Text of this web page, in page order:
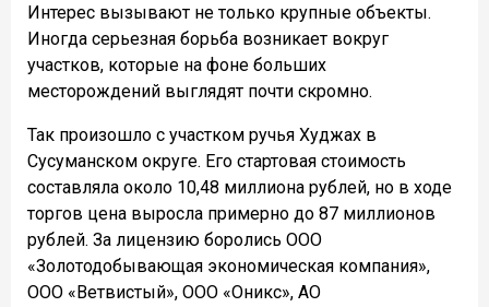
Интерес вызывают не только крупные объекты.
Иногда серьезная борьба возникает вокруг
участков, которые на фоне больших
месторождений выглядят почти скромно.
Так произошло с участком ручья Худжах в
Сусуманском округе. Его стартовая стоимость
составляла около 10,48 миллиона рублей, но в ходе
торгов цена выросла примерно до 87 миллионов
рублей. За лицензию боролись ООО
«Золотодобывающая экономическая компания»,
ООО «Ветвистый», ООО «Оникс», АО